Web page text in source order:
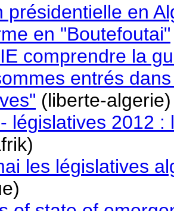
présidentielle en
en "Boutefoutai"
comprendre la
entrés
(liberte-algerie)
législatives 2012
les législatives